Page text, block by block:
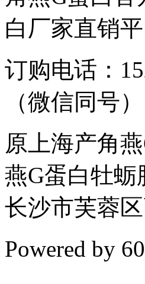
白厂家直销
订购电话：
（微信同号
原上海产角
燕G蛋白牡蛎
长沙市芙蓉
Powered by